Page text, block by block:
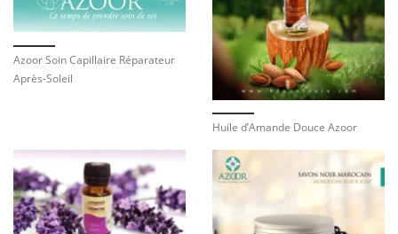
Azoor Soin Capillaire Réparateur
Après-Soleil
Huile d’Amande Douce Azoor